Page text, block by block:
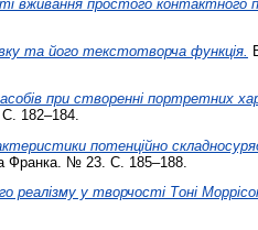
вживання простого контактного
та його текстотворча функція.
при створенні портретних
182–184.
потенційно
Франка. № 23. С. 185–188.
реалізму у творчості Тоні